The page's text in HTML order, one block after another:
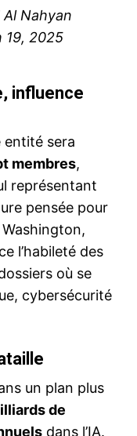
Nahyan
19, 2025
influence
entité sera
membres,
représentant
pensée pour
l’habileté des
où se
cybersécurité
un plan plus
de
dans l’IA.